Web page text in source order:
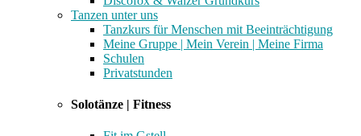
Tanzen unter uns
Tanzkurs für Menschen mit Beeinträchtigung
Meine Gruppe | Mein Verein | Meine Firma
Schulen
Privatstunden
Solotänze | Fitness